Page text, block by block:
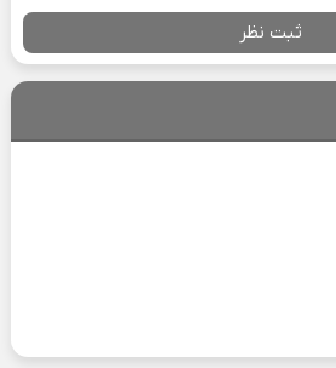
ثبت نظر